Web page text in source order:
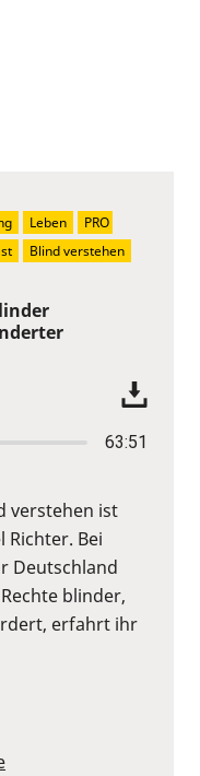
63:51
verstehen ist
Richter. Bei
Deutschland
blinder,
erfahrt ihr
Leben
PRO
Blind verstehen